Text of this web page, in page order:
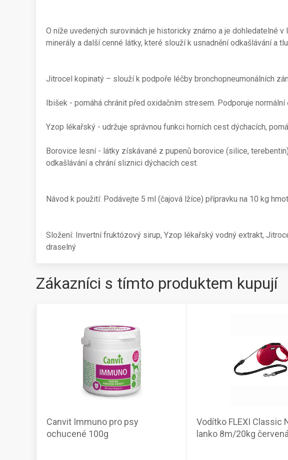
O níže uvedených surovinách je historicky známo a je dohledatelné
minerály a další cenné látky, které slouží k usnadnění odkašlávání a
Jitrocel kopinatý – slouží k podpoře léčby bronchopneumonálních
Ibišek - pomáhá chránit před oxidačním stresem. Podporuje
Yzop lékařský - udržuje správnou funkci horních cest dýchacích,
Borovice lesní - látky získávané z pupenů borovice (silice,
odkašlávání a chrání sliznici dýchacích cest.
Návod k použití: Podávejte 5 ml (čajová lžíce) přípravku na 10 kg
Složení: Invertní fruktózový sirup, Yzop lékařský vodný extrakt,
draselný
Zákazníci s tímto produktem kupují
Canvit Immuno pro psy
ochucené 100g
Vodítko FLEXI Classic
lanko 8m/20kg